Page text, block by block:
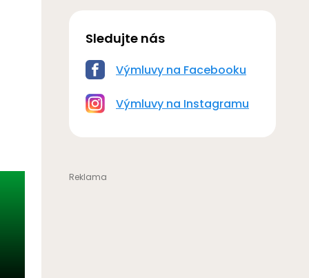
Sledujte nás
Výmluvy na Facebooku
Výmluvy na Instagramu